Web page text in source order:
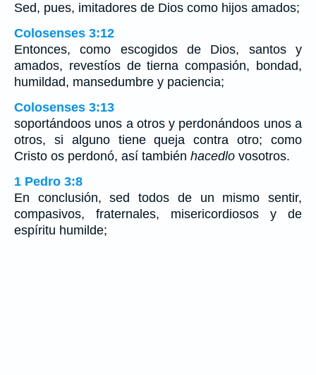
Sed, pues, imitadores de Dios como hijos amados;
Colosenses 3:12
Entonces, como escogidos de Dios, santos y
amados, revestíos de tierna compasión, bondad,
humildad, mansedumbre y paciencia;
Colosenses 3:13
soportándoos unos a otros y perdonándoos unos a
otros, si alguno tiene queja contra otro; como
Cristo os perdonó, así también hacedlo vosotros.
1 Pedro 3:8
En conclusión, sed todos de un mismo sentir,
compasivos, fraternales, misericordiosos y de
espíritu humilde;